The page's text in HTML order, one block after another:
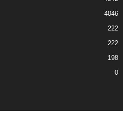
4046
222
222
198
0